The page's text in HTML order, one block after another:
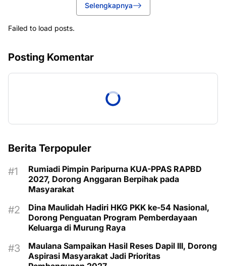
Selengkapnya
Failed to load posts.
Posting Komentar
Berita Terpopuler
Rumiadi Pimpin Paripurna KUA-PPAS RAPBD
2027, Dorong Anggaran Berpihak pada
Masyarakat
Dina Maulidah Hadiri HKG PKK ke-54 Nasional,
Dorong Penguatan Program Pemberdayaan
Keluarga di Murung Raya
Maulana Sampaikan Hasil Reses Dapil III, Dorong
Aspirasi Masyarakat Jadi Prioritas